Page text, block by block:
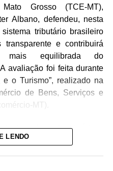
Grosso (TCE-MT),
Albano, defendeu, nesta
tributário brasileiro
e contribuirá
mais equilibrada do
avaliação foi feita durante
o Turismo”, realizado na
de Bens, Serviços e
MT).
do setor turístico,
Governo do Estado para
LENDO